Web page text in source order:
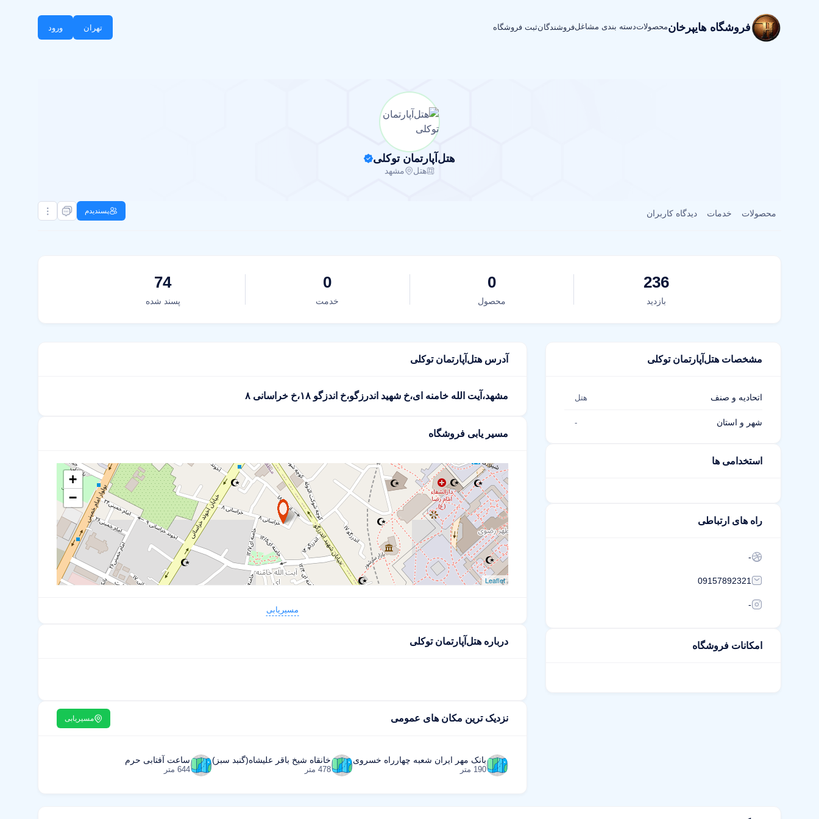
فروشگاه هایپرخانمحصولاتدسته بندی مشاغلفروشندگانثبت فروشگاه تهران ورود
هتل‌آپارتمان توکلی
هتل مشهد
محصولات خدمات دیدگاه کاربران پسندیدم
236
بازدید
0
محصول
0
خدمت
74
پسند شده
مشخصات هتل‌آپارتمان توکلی
اتحادیه و صنف هتل
شهر و استان -
استخدامی ها
راه های ارتباطی
-
09157892321
-
امکانات فروشگاه
آدرس هتل‌آپارتمان توکلی
مشهد،آیت الله خامنه ای،خ شهید اندرزگو،خ اندزگو ۱۸،خ خراسانی ۸
مسیر یابی فروشگاه
+
−
Leaflet
مسیریابی
درباره هتل‌آپارتمان توکلی
نزدیک ترین مکان های عمومی مسیریابی
بانک مهر ایران شعبه چهارراه خسروی
190 متر
خانقاه شیخ باقر علیشاه(گنبد سبز)
478 متر
ساعت آفتابی حرم
644 متر